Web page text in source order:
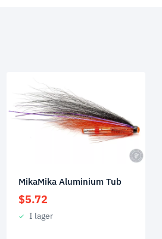
MikaMika Aluminium Tub
$5.72
I lager